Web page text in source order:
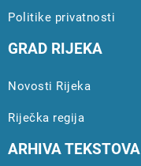
Politike privatnosti
GRAD RIJEKA
Novosti Rijeka
Riječka regija
ARHIVA TEKSTOVA